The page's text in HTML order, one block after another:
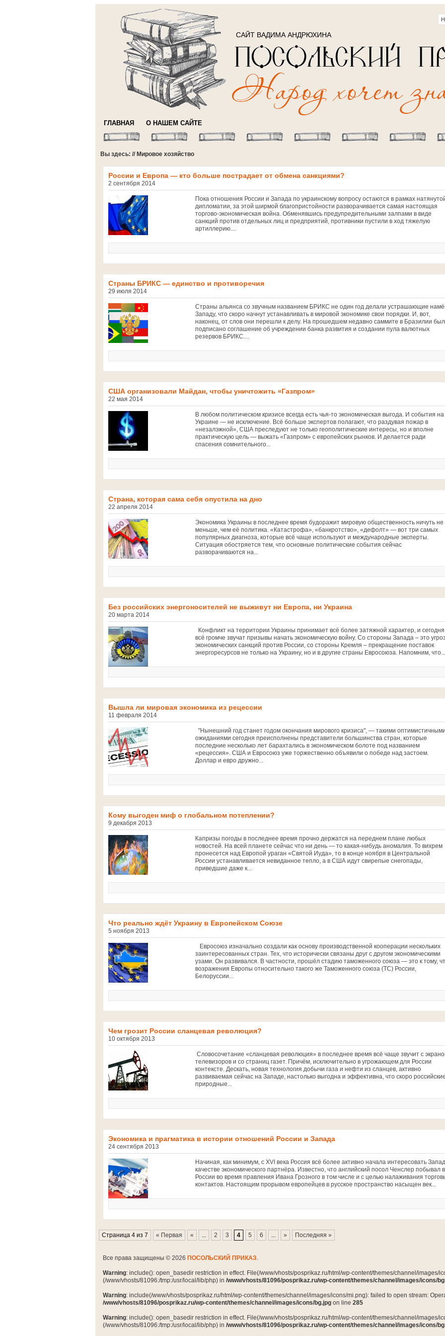
САЙТ ВАДИМА АНДРЮХИНА
ГЛАВНАЯ О НАШЕМ САЙТЕ
Вы здесь: // Мировое хозяйство
России и Европа — кто больше пострадает от обмена санкциями?
2 сентября 2014
Пока отношения России и Запада по украинскому вопросу остаются в рамках
дипломатии, за этой ширмой благопристойности разворачивается самая настоящая
торгово-экономическая война. Обменявшись предупредительными залпами в виде
санкций против отдельных лиц и предприятий, противники пустили в ход тяжелую
артиллерию....
Страны БРИКС — единство и противоречия
29 июля 2014
Страны альянса со звучным названием БРИКС не один год делали устрашающие
Западу, что скоро начнут устанавливать в мировой экономике свои порядки. И, вот,
наконец, от слов они перешли к делу. На прошедшем недавно саммите в Бразилии
подписано соглашение об учреждении банка развития и создании пула валютных
резервов БРИКС....
США организовали Майдан, чтобы уничтожить «Газпром»
22 мая 2014
В любом политическом кризисе всегда есть чья-то экономическая выгода. И события на
Украине — не исключение. Всё больше экспертов полагают, что раздувая пожар в
«незалэжной», США преследуют не только геополитические интересы, но и вполне
практическую цель — выжать «Газпром» с европейских рынков. И делается ради
спасения сомнительного...
Страна, которая сама себя опустила на дно
22 апреля 2014
Экономика Украины в последнее время будоражит мировую общественность ничуть не
меньше, чем её политика. «Катастрофа», «банкротство», «дефолт» — вот три самых
популярных диагноза, которые всё чаще используют и международные эксперты.
Ситуация обостряется тем, что основные политические события сейчас
разворачиваются на...
Без российских энергоносителей не выживут ни Европа, ни Украина
20 марта 2014
Конфликт на территории Украины принимает всё более затяжной характер, и сегодня
всё громче звучат призывы начать экономическую войну. Со стороны Запада – это
экономических санкций против России, со стороны Кремля – прекращение поставок
энергоресурсов не только на Украину, но и в другие страны Евросоюза. Напомним,
Вышла ли мировая экономика из рецессии
11 февраля 2014
"Нынешний год станет годом окончания мирового кризиса", — такими
ожиданиями сегодня преисполнены представители большинства стран, которые
последние несколько лет барахтались в экономическом болоте под названием
«рецессия». США и Евросоюз уже торжественно объявили о победе над застоем.
Доллар и евро дружно...
Кому выгоден миф о глобальном потеплении?
9 декабря 2013
Капризы погоды в последнее время прочно держатся на переднем плане любых
новостей. На всей планете сейчас что ни день — то какая-нибудь аномалия. То вихрем
пронесется над Европой ураган «Святой Иуда», то в конце ноября в Центральной
России устанавливается невиданное тепло, а в США идут свирепые снегопады,
приведшие даже к...
Что реально ждёт Украину в Европейском Союзе
5 ноября 2013
Евросоюз изначально создали как основу производственной кооперации нескольких
заинтересованных стран. Тех, что исторически связаны друг с другом экономическими
узами. Он развивался. В частности, прошёл стадию таможенного союза — это к тому,
возражения Европы относительно такого же Таможенного союза (ТС) России,
Белоруссии...
Чем грозит России сланцевая революция?
10 октября 2013
Словосочетание «сланцевая революция» в последнее время всё чаще звучит с
телевизоров и со страниц газет. Причём, исключительно в угрожающем для России
контексте. Дескать, новая технология добычи газа и нефти из сланцев, активно
развиваемая сейчас на Западе, настолько выгодна и эффективна, что скоро
природные...
Экономика и прагматика в истории отношений России и Запада
24 сентября 2013
Начиная, как минимум, с XVI века Россия всё более активно начала интересовать
качестве экономического партнёра. Известно, что английский посол Ченслер побывал в
России во время правления Ивана Грозного в том числе и с целью налаживания
контактов. Настоящим прорывом европейцев в русское пространство насыщен век...
Страница 4 из 7 « Первая « ... 2 3 4 5 6 ... » Последняя »
Все права защищены © 2026 ПОСОЛЬСКИЙ ПРИКАЗ.
Warning: include(): open_basedir restriction in effect. File(/www/vhosts/posprikaz.ru/html/wp-content/themes/channel/images/
(/www/vhosts/81096:/tmp:/usr/local/lib/php) in /www/vhosts/81096/posprikaz.ru/wp-content/themes/channel/images/icons/
Warning: include(/www/vhosts/posprikaz.ru/html/wp-content/themes/channel/images/icons/mi.png): failed to open stream:
/www/vhosts/81096/posprikaz.ru/wp-content/themes/channel/images/icons/bg.jpg on line 285
Warning: include(): open_basedir restriction in effect. File(/www/vhosts/posprikaz.ru/html/wp-content/themes/channel/images/
(/www/vhosts/81096:/tmp:/usr/local/lib/php) in /www/vhosts/81096/posprikaz.ru/wp-content/themes/channel/images/icons/